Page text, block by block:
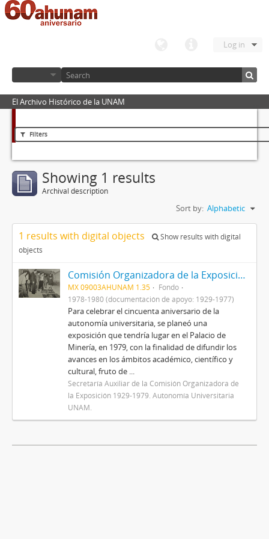
Log in
El Archivo Histórico de la UNAM
Filters
Showing 1 results
Archival description
Sort by: Alphabetic
1 results with digital objects
Show results with digital
objects
Comisión Organizadora de la Exposición 1929-1979. Autonomía Universitaria
MX 09003AHUNAM 1.35
Fondo
1978-1980 (documentación de apoyo: 1929-1977)
Para celebrar el cincuenta aniversario de la
autonomía universitaria, se planeó una
exposición que tendría lugar en el Palacio de
Minería, en 1979, con la finalidad de difundir los
avances en los ámbitos académico, científico y
cultural, fruto de ...
Secretaría Auxiliar de la Comisión Organizadora de
la Exposición 1929-1979. Autonomía Universitaria
UNAM.